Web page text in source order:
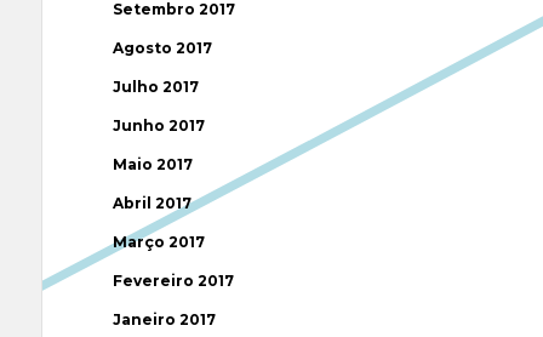
Setembro 2017
Agosto 2017
Julho 2017
Junho 2017
Maio 2017
Abril 2017
Março 2017
Fevereiro 2017
Janeiro 2017